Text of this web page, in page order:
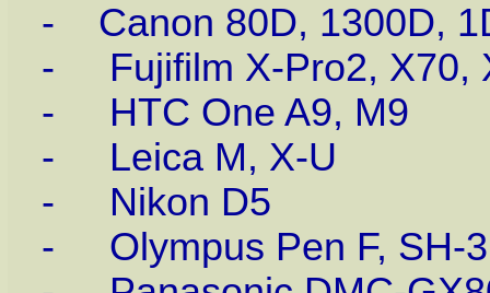
- Canon 80D, 1300D,
- Fujifilm X-Pro2, X70,
- HTC One A9, M9
- Leica M, X-U
- Nikon D5
- Olympus Pen F, SH-3